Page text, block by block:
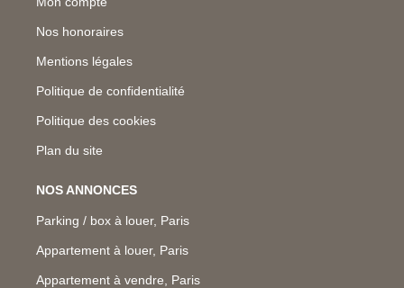
Nos honoraires
Mentions légales
Politique de confidentialité
Politique des cookies
Plan du site
NOS ANNONCES
Parking / box à louer, Paris
Appartement à louer, Paris
Appartement à vendre, Paris